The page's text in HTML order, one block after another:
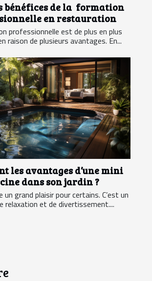
bénéfices de la formation
en restauration
professionnelle est de plus en plus
raison de plusieurs avantages. En...
les avantages d’une mini
dans son jardin ?
un grand plaisir pour certains. C’est un
relaxation et de divertissement....